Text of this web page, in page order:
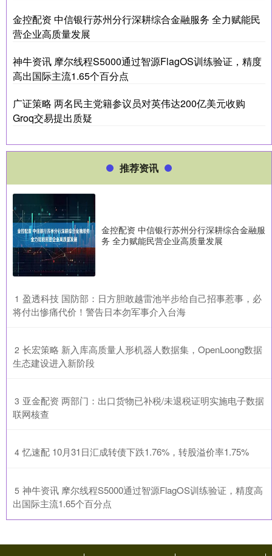
金控配资 中信银行苏州分行深耕综合金融服务 全力赋能民
营企业高质量发展
神牛资讯 摩尔线程S5000通过智源FlagOS训练验证，精度
高出国际主流1.65个百分点
广证策略 两名民主党籍参议员对英伟达200亿美元收购
Groq交易提出质疑
推荐资讯
金控配资 中信银行苏州分行深耕综合金融服
务 全力赋能民营企业高质量发展
1 ​盈透科技 国防部：日方胆敢越雷池半步给自己招事惹事，必
将付出惨痛代价！警告日本勿军事介入台海
2 ​长宏策略 新入库高质量人形机器人数据集，OpenLoong数据
生态建设进入新阶段
3 ​亚金配资 两部门：出口货物已补税/未退税证明实施电子数据
联网核查
4 ​忆速配 10月31日汇成转债下跌1.76%，转股溢价率1.75%
5 ​神牛资讯 摩尔线程S5000通过智源FlagOS训练验证，精度高
出国际主流1.65个百分点